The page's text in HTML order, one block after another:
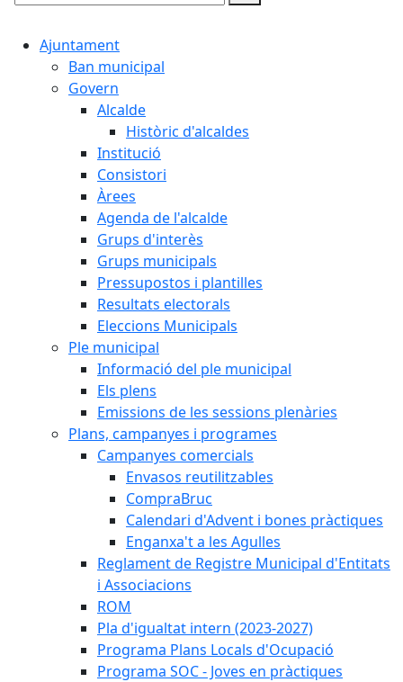
Cercar:
Ajuntament
Ban municipal
Govern
Alcalde
Històric d'alcaldes
Institució
Consistori
Àrees
Agenda de l'alcalde
Grups d'interès
Grups municipals
Pressupostos i plantilles
Resultats electorals
Eleccions Municipals
Ple municipal
Informació del ple municipal
Els plens
Emissions de les sessions plenàries
Plans, campanyes i programes
Campanyes comercials
Envasos reutilitzables
CompraBruc
Calendari d'Advent i bones pràctiques
Enganxa't a les Agulles
Reglament de Registre Municipal d'Entitats
i Associacions
ROM
Pla d'igualtat intern (2023-2027)
Programa Plans Locals d'Ocupació
Programa SOC - Joves en pràctiques